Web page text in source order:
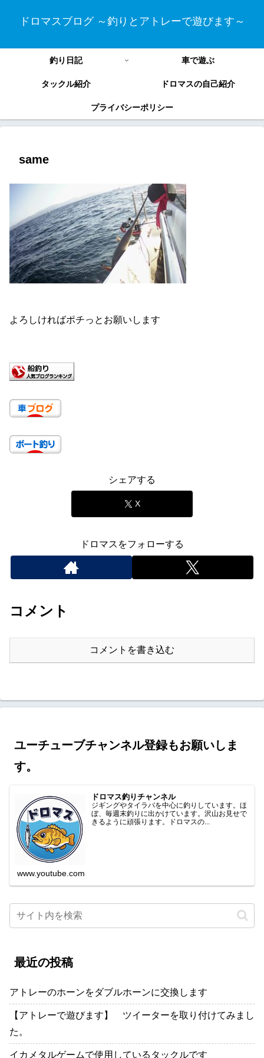
ドロマスブログ ～釣りとアトレーで遊びます～
釣り日記 車で遊ぶ
タックル紹介 ドロマスの自己紹介
プライバシーポリシー
same
よろしければポチっとお願いします
シェアする
X
ドロマスをフォローする
コメント
コメントを書き込む
ユーチューブチャンネル登録もお願いしま
す。
ドロマス釣りチャンネル
ジギングやタイラバを中心に釣りしています。ほ
ぼ、毎週末釣りに出かけています。沢山お見せで
きるように頑張ります。ドロマスの...
www.youtube.com
最近の投稿
アトレーのホーンをダブルホーンに交換します
【アトレーで遊びます】 ツイーターを取り付けてみまし
た。
イカメタルゲームで使用しているタックルです